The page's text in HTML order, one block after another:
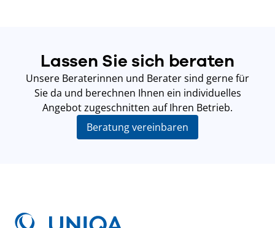
Lassen Sie sich beraten
Unsere Beraterinnen und Berater sind gerne für
Sie da und berechnen Ihnen ein individuelles
Angebot zugeschnitten auf Ihren Betrieb.
Beratung vereinbaren